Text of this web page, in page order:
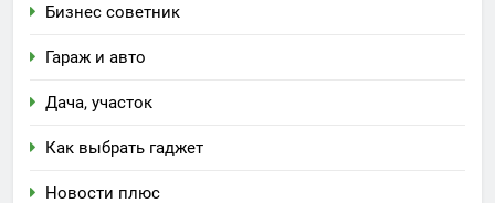
Бизнес советник
Гараж и авто
Дача, участок
Как выбрать гаджет
Новости плюс